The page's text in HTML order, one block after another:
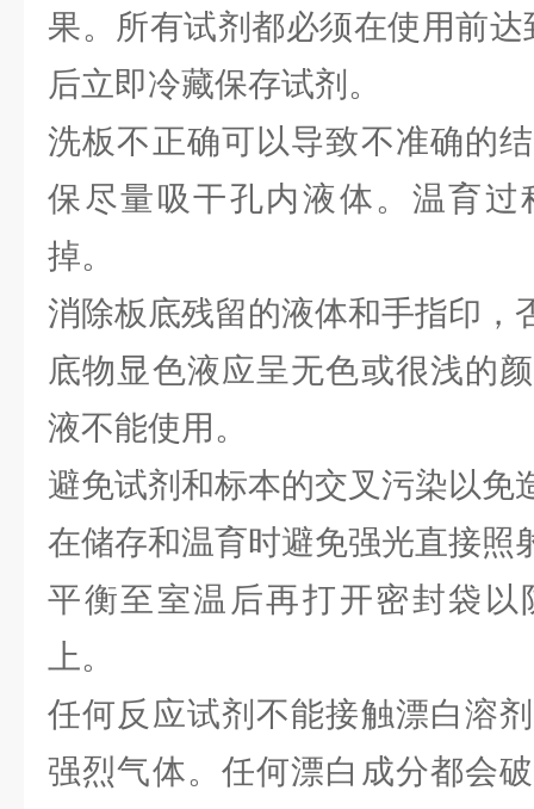
果。所有试剂都必须在使用前
后立即冷藏保存试剂。
洗板不正确可以导致不准确的
保尽量吸干孔内液体。温育过
掉。
消除板底残留的液体和手指印，
底物显色液应呈无色或很浅的
液不能使用。
避免试剂和标本的交叉污染以免
在储存和温育时避免强光直接照
平衡至室温后再打开密封袋以
上。
任何反应试剂不能接触漂白溶
强烈气体。任何漂白成分都会